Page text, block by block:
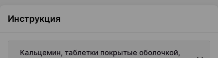
Инструкция
Кальцемин, таблетки покрытые оболочкой,